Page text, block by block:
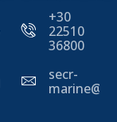
+30
22510
36800
secr-